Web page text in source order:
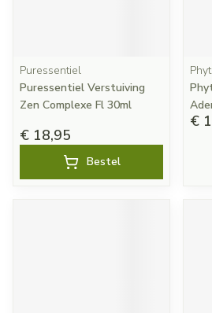
Puressentiel
Puressentiel Verstuiving
Zen Complexe Fl 30ml
€ 18,95
Bestel
€